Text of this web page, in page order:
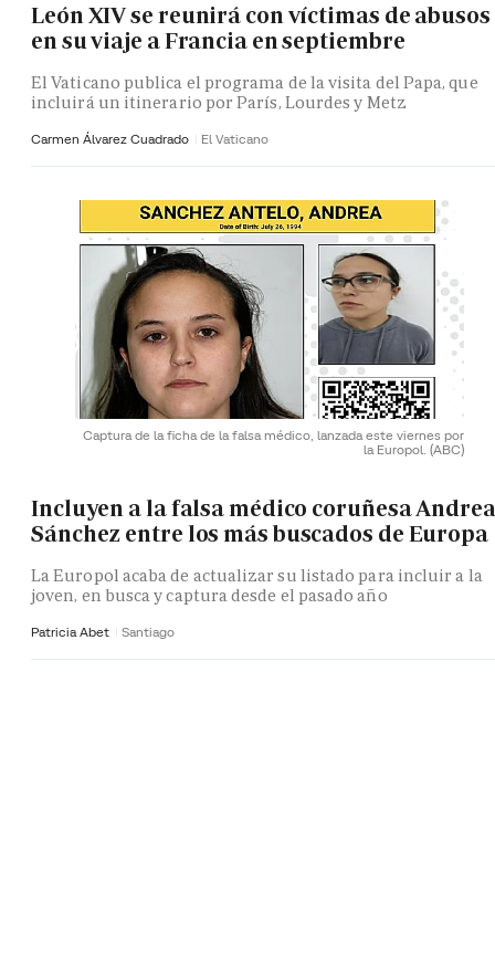
León XIV se reunirá con víctimas de abusos
en su viaje a Francia en septiembre
El Vaticano publica el programa de la visita del Papa, que
incluirá un itinerario por París, Lourdes y Metz
Carmen Álvarez Cuadrado El Vaticano
Captura de la ficha de la falsa médico, lanzada este viernes por
la Europol. (ABC)
Incluyen a la falsa médico coruñesa Andrea
Sánchez entre los más buscados de Europa
La Europol acaba de actualizar su listado para incluir a la
joven, en busca y captura desde el pasado año
Patricia Abet Santiago